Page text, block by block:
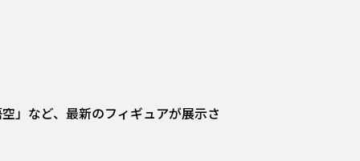
」など、最新のフィギュアが展示さ